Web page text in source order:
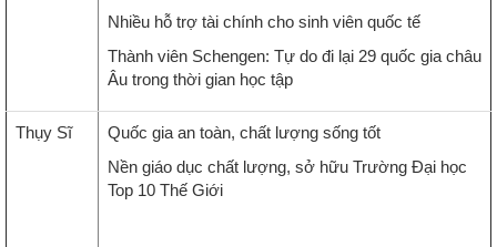
Nhiều hỗ trợ tài chính cho sinh viên quốc tế
Thành viên Schengen: Tự do đi lại 29 quốc gia châu
Âu trong thời gian học tập
Thụy Sĩ
Quốc gia an toàn, chất lượng sống tốt
Nền giáo dục chất lượng, sở hữu Trường Đại học
Top 10 Thế Giới